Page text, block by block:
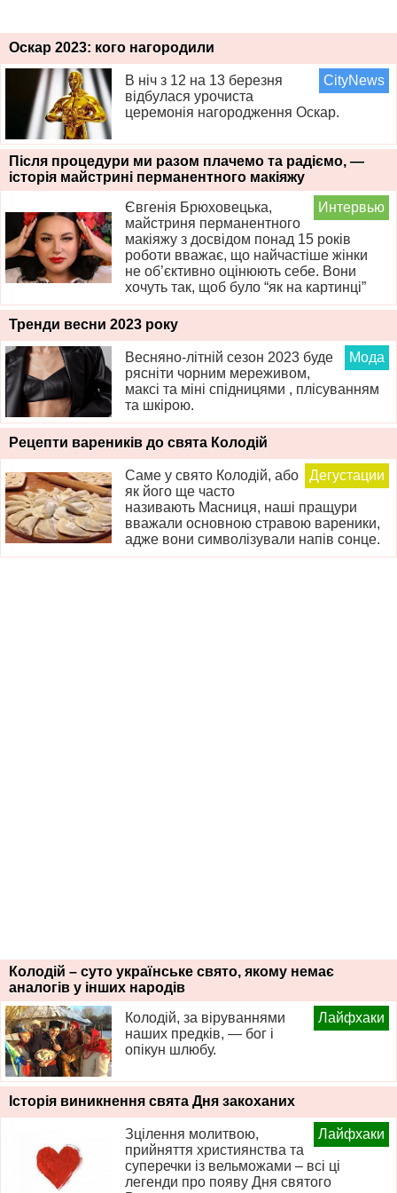
Оскар 2023: кого нагородили
CityNews
В ніч з 12 на 13 березня
відбулася урочиста
церемонія нагородження Оскар.
Після процедури ми разом плачемо та радіємо, —
історія майстрині перманентного макіяжу
Интервью
Євгенія Брюховецька,
майстриня перманентного
макіяжу з досвідом понад 15 років
роботи вважає, що найчастіше жінки
не об’єктивно оцінюють себе. Вони
хочуть так, щоб було “як на картинці”
Тренди весни 2023 року
Мода
Весняно-літній сезон 2023 буде
рясніти чорним мереживом,
максі та міні спідницями , плісуванням
та шкірою.
Рецепти вареників до свята Колодій
Дегустации
Саме у свято Колодій, або
як його ще часто
називають Масниця, наші пращури
вважали основною стравою вареники,
адже вони символізували напів сонце.
Колодій – суто українське свято, якому немає
аналогів у інших народів
Лайфхаки
Колодій, за віруваннями
наших предків, — бог і
опікун шлюбу.
Історія виникнення свята Дня закоханих
Лайфхаки
Зцілення молитвою,
прийняття християнства та
суперечки із вельможами – всі ці
легенди про появу Дня святого